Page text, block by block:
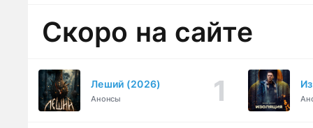
Скоро на сайте
Леший (2026)
Анонсы